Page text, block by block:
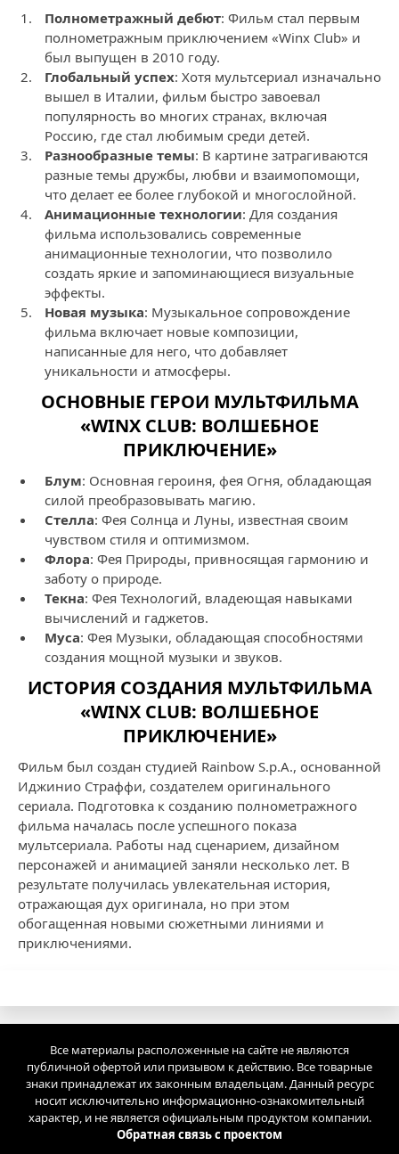
Полнометражный дебют: Фильм стал первым
полнометражным приключением «Winx Club» и
был выпущен в 2010 году.
Глобальный успех: Хотя мультсериал изначально
вышел в Италии, фильм быстро завоевал
популярность во многих странах, включая
Россию, где стал любимым среди детей.
Разнообразные темы: В картине затрагиваются
разные темы дружбы, любви и взаимопомощи,
что делает ее более глубокой и многослойной.
Анимационные технологии: Для создания
фильма использовались современные
анимационные технологии, что позволило
создать яркие и запоминающиеся визуальные
эффекты.
Новая музыка: Музыкальное сопровождение
фильма включает новые композиции,
написанные для него, что добавляет
уникальности и атмосферы.
ОСНОВНЫЕ ГЕРОИ МУЛЬТФИЛЬМА
«WINX CLUB: ВОЛШЕБНОЕ
ПРИКЛЮЧЕНИЕ»
Блум: Основная героиня, фея Огня, обладающая
силой преобразовывать магию.
Стелла: Фея Солнца и Луны, известная своим
чувством стиля и оптимизмом.
Флора: Фея Природы, привносящая гармонию и
заботу о природе.
Текна: Фея Технологий, владеющая навыками
вычислений и гаджетов.
Муса: Фея Музыки, обладающая способностями
создания мощной музыки и звуков.
ИСТОРИЯ СОЗДАНИЯ МУЛЬТФИЛЬМА
«WINX CLUB: ВОЛШЕБНОЕ
ПРИКЛЮЧЕНИЕ»
Фильм был создан студией Rainbow S.p.A., основанной
Иджинио Страффи, создателем оригинального
сериала. Подготовка к созданию полнометражного
фильма началась после успешного показа
мультсериала. Работы над сценарием, дизайном
персонажей и анимацией заняли несколько лет. В
результате получилась увлекательная история,
отражающая дух оригинала, но при этом
обогащенная новыми сюжетными линиями и
приключениями.
Все материалы расположенные на сайте не являются
публичной офертой или призывом к действию. Все товарные
знаки принадлежат их законным владельцам. Данный ресурс
носит исключительно информационно-ознакомительный
характер, и не является официальным продуктом компании.
Обратная связь с проектом